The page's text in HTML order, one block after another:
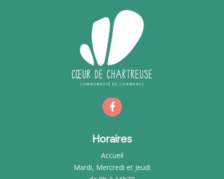
Horaires
Accueil
Mardi, Mercredi et Jeudi